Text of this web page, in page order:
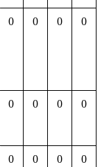
0 0 0 0
0 0 0 0
0 0 0 0